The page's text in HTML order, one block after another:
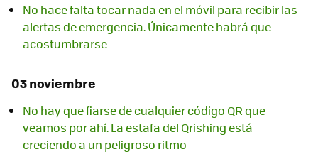
No hace falta tocar nada en el móvil para recibir las
alertas de emergencia. Únicamente habrá que
acostumbrarse
03 noviembre
No hay que fiarse de cualquier código QR que
veamos por ahí. La estafa del Qrishing está
creciendo a un peligroso ritmo